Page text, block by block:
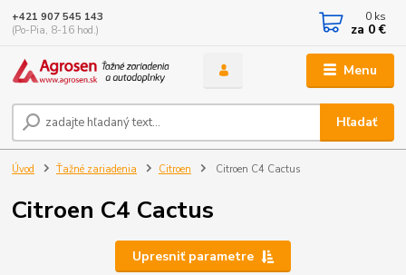
Menu
Hľadať
+421 907 545 143
(Po-Pia, 8-16 hod.)
0 ks
za 0 €
Úvod Ťažné zariadenia Citroen Citroen C4 Cactus
Citroen C4 Cactus
Upresniť parametre